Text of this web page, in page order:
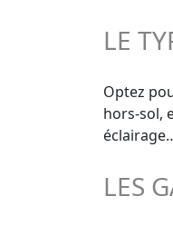
LE
Optez
hors-sol,
LES